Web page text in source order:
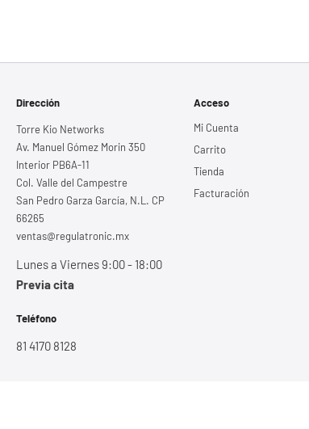
Dirección
Torre Kio Networks
Av. Manuel Gómez Morin 350
Interior PB6A-11
Col. Valle del Campestre
San Pedro Garza García, N.L. CP
66265
ventas@regulatronic.mx
Lunes a Viernes 9:00 - 18:00
Previa cita
Teléfono
81 4170 8128
Acceso
Mi Cuenta
Carrito
Tienda
Facturación